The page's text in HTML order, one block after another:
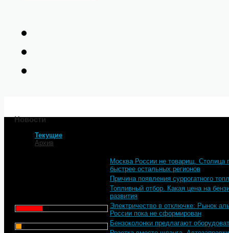
Новости
Текущие
Архив
Москва России не товарищ. Столица
быстрее остальных регионов
Причина появления суррогатного
Топливный отбор. Какая цена на
развития
Электричество в отключке: Рынок
России пока не сформирован
Бензоколонки предлагают